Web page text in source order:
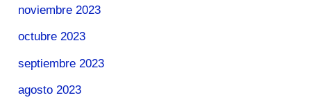
noviembre 2023
octubre 2023
septiembre 2023
agosto 2023